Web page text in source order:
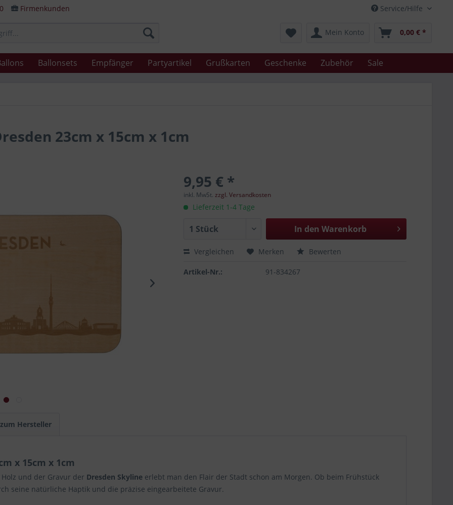
Service/Hilfe
Firmenkunden
Mein Konto 0,00 € *
Ballonsets Empfänger Partyartikel Grußkarten Geschenke Zubehör Sale
23cm x 15cm x 1cm
9,95 € *
inkl. MwSt.zzgl. Versandkosten
Lieferzeit 1-4 Tage
In den Warenkorb
Vergleichen Merken Bewerten
Artikel-Nr.: 91-834267
Hersteller
x 15cm x 1cm
und der Gravur der Dresden Skyline erlebt man den Flair der Stadt schon am Morgen. Ob beim Frühstück
seine natürliche Haptik und die präzise eingearbeitete Gravur.